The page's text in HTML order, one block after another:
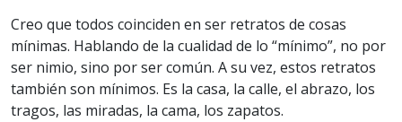
Creo que todos coinciden en ser retratos de cosas
mínimas. Hablando de la cualidad de lo “mínimo”, no por
ser nimio, sino por ser común. A su vez, estos retratos
también son mínimos. Es la casa, la calle, el abrazo, los
tragos, las miradas, la cama, los zapatos.